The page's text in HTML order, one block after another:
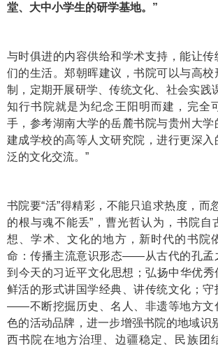
堂、大中小学生的研学基地。”
与时俱进的内容供给和学术支持，能让传
们的生活。郑朝晖建议，书院可以与高校
制，定期开展研学、传统文化、社会实践
知行书院就是为纪念王阳明而建，完全
手，参考湖南大学的岳麓书院与贵州大学
建成学校的高等人文研究院，进行更深入
泛的文化交流。”
书院要“活”得精彩，不能只追求热度，而
的根与魂不能丢”，曹光哲认为，书院自
想、学术、文化的地方，新时代的书院
命：传播主流意识形态——从古代的孔孟
到今天的习近平文化思想；弘扬中华优
鲜活的形式讲国学经典、讲传统文化；守
——不断挖掘历史、名人、非遗等地方文
色的活动品牌，进一步增强书院的地域识
西书院在地方治理、边疆稳定、民族团